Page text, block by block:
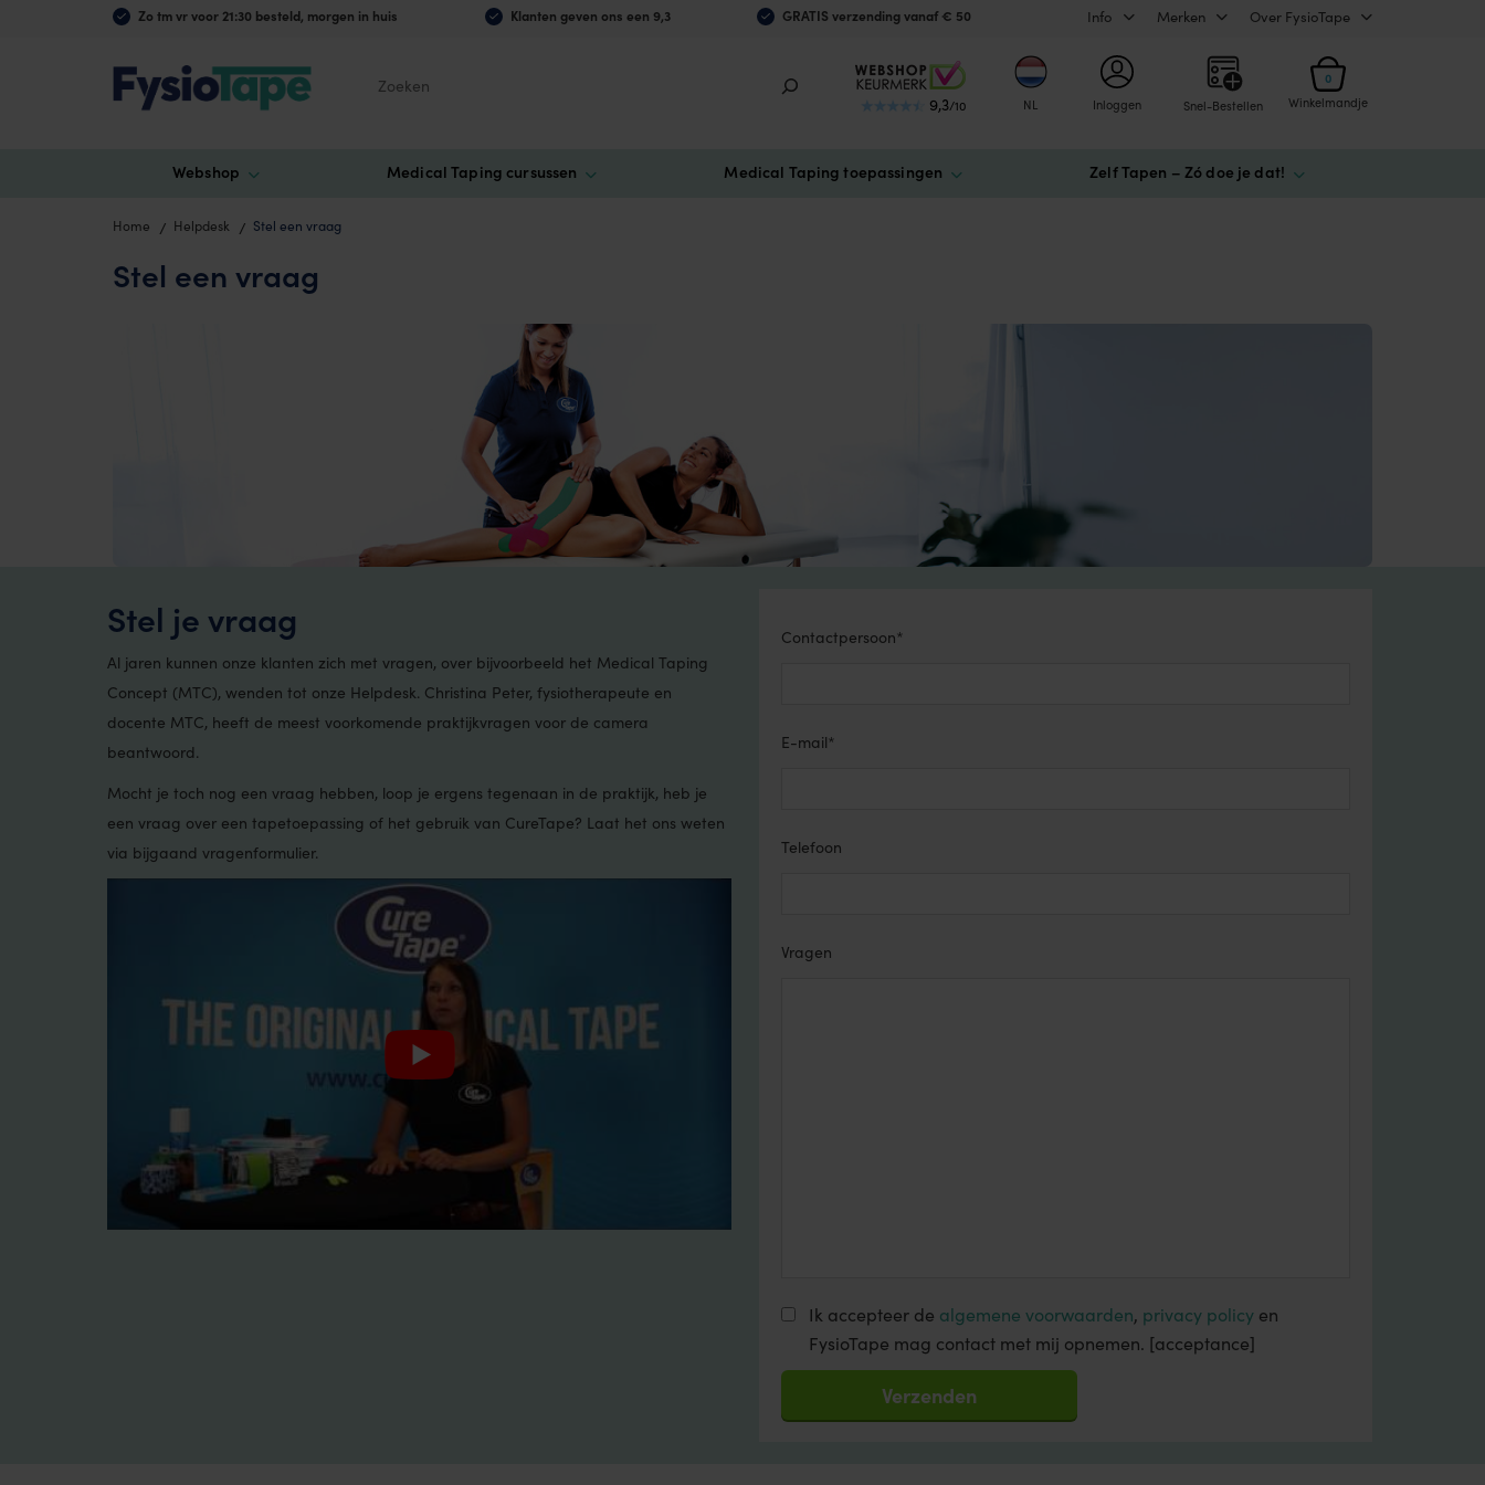
Zo tm vr voor 21:30 besteld, morgen in huis Klanten geven ons een 9,3 GRATIS verzending vanaf € 50 Info Merken Over FysioTape
9,3/10 NL Inloggen Snel-Bestellen
0
Winkelmandje
Webshop Medical Taping cursussen Medical Taping toepassingen Zelf Tapen – Zó doe je dat!
Home Helpdesk Stel een vraag
Stel een vraag
Stel je vraag
Al jaren kunnen onze klanten zich met vragen, over bijvoorbeeld het Medical Taping
Concept (MTC), wenden tot onze Helpdesk. Christina Peter, fysiotherapeute en
docente MTC, heeft de meest voorkomende praktijkvragen voor de camera
beantwoord.
Mocht je toch nog een vraag hebben, loop je ergens tegenaan in de praktijk, heb je
een vraag over een tapetoepassing of het gebruik van CureTape? Laat het ons weten
via bijgaand vragenformulier.
Contactpersoon*
E-mail*
Telefoon
Vragen
Ik accepteer de algemene voorwaarden, privacy policy en
FysioTape mag contact met mij opnemen. [acceptance]